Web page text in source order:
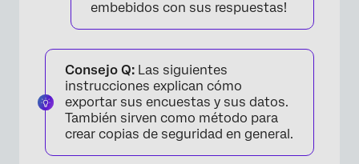
embebidos con sus respuestas!
Consejo Q: Las siguientes
instrucciones explican cómo
exportar sus encuestas y sus datos.
También sirven como método para
crear copias de seguridad en general.